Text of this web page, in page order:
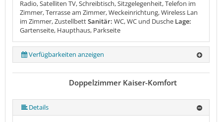
Radio, Satelliten TV, Schreibtisch, Sitzgelegenheit, Telefon im
Zimmer, Terrasse am Zimmer, Weckeinrichtung, Wireless Lan
im Zimmer, ZustellbettSanitär: WC, WC und Dusche Lage:
Gartenseite, Haupthaus, Parkseite
Verfügbarkeiten anzeigen
Doppelzimmer Kaiser-Komfort
Details